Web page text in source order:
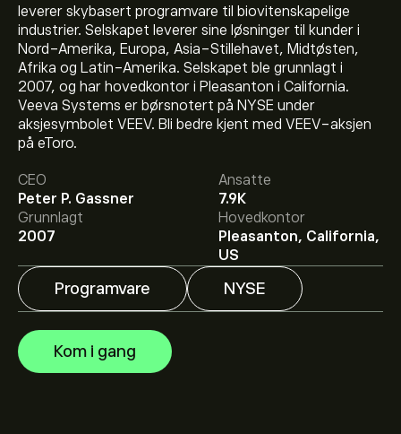
leverer skybasert programvare til biovitenskapelige
industrier. Selskapet leverer sine løsninger til kunder i
Nord-Amerika, Europa, Asia-Stillehavet, Midtøsten,
Afrika og Latin-Amerika. Selskapet ble grunnlagt i
2007, og har hovedkontor i Pleasanton i California.
Veeva Systems er børsnotert på NYSE under
aksjesymbolet VEEV. Bli bedre kjent med VEEV-aksjen
på eToro.
CEO
Peter P. Gassner
Ansatte
7.9K
Grunnlagt
2007
Hovedkontor
Pleasanton, California,
US
Programvare NYSE
Kom i gang
Den nåværende prisen på VEEV er 230.47‎$‎.
Det gjennomsnittlige kursmålet for Veeva Systems Inc
A er 230.47‎$‎.
på eToro for detaljerte
forventninger og kursmål fra analytikere.
Analytikere gir forventninger for Veeva Systems Inc A
basert på markedstrender, finansielle rapporter og
forventet vekst. Sjekk de nyeste forventningene for
fremtidige prisbevegelser.
Markedsverdien til Veeva Systems Inc A er 37.44B‎$‎